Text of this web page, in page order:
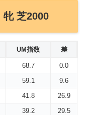
牝 芝2000
UM指数 差
68.7
0.0
59.1
9.6
41.8
26.9
39.2
29.5